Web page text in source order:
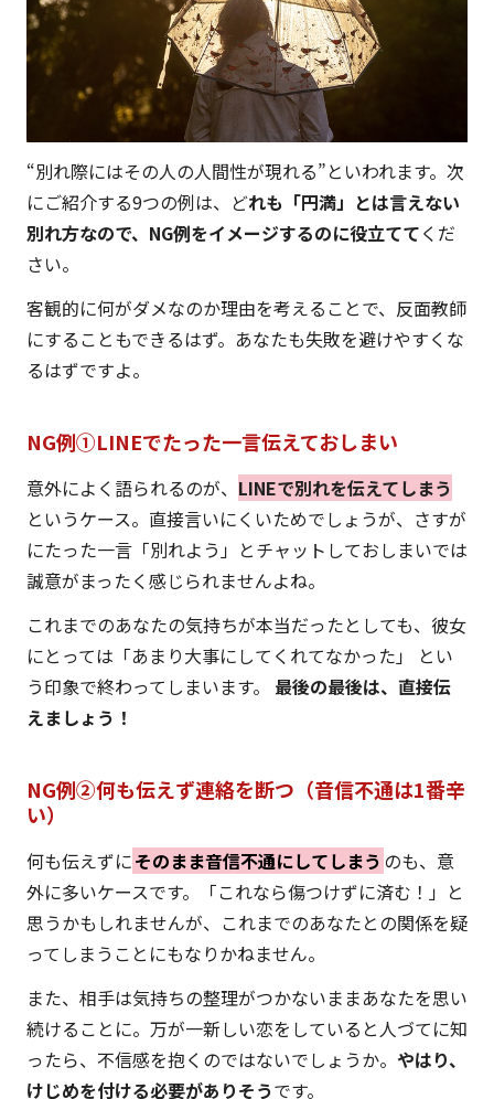
“別れ際にはその人の人間性が現れる”といわれます。次
にご紹介する9つの例は、どれも「円満」とは言えない
別れ方なので、NG例をイメージするのに役立ててくだ
さい。
客観的に何がダメなのか理由を考えることで、反面教師
にすることもできるはず。あなたも失敗を避けやすくな
るはずですよ。
NG例①LINEでたった一言伝えておしまい
意外によく語られるのが、 LINEで別れを伝えてしまう
というケース。直接言いにくいためでしょうが、さすが
にたった一言「別れよう」とチャットしておしまいでは
誠意がまったく感じられませんよね。
これまでのあなたの気持ちが本当だったとしても、彼女
にとっては「あまり大事にしてくれてなかった」 とい
う印象で終わってしまいます。
最後の最後は、直接伝
えましょう！
NG例②何も伝えず連絡を断つ（音信不通は1番辛
い）
何も伝えずにそのまま音信不通にしてしまう のも、意
外に多いケースです。「これなら傷つけずに済む！」と
思うかもしれませんが、これまでのあなたとの関係を疑
ってしまうことにもなりかねません。
また、相手は気持ちの整理がつかないままあなたを思い
続けることに。万が一新しい恋をしていると人づてに知
ったら、不信感を抱くのではないでしょうか。 やはり、
けじめを付ける必要がありそうです。